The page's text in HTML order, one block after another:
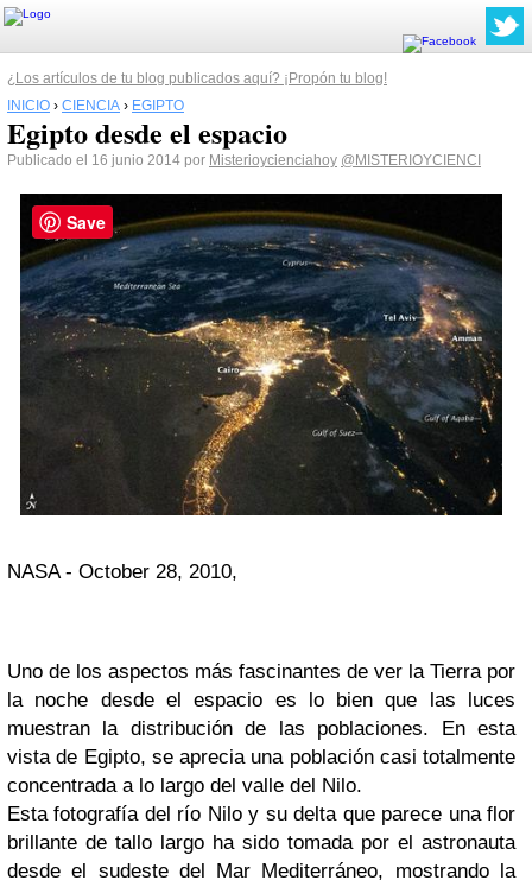
¿Los artículos de tu blog publicados aquí? ¡Propón tu blog!
INICIO › CIENCIA › EGIPTO
Egipto desde el espacio
Publicado el 16 junio 2014 por Misterioycienciahoy @MISTERIOYCIENCI
NASA - October 28, 2010,
Uno de los aspectos más fascinantes de ver la Tierra por
la noche desde el espacio es lo bien que las luces
muestran la distribución de las poblaciones. En esta
vista de Egipto, se aprecia una población casi totalmente
concentrada a lo largo del valle del Nilo.
Esta fotografía del río Nilo y su delta que parece una flor
brillante de tallo largo ha sido tomada por el astronauta
desde el sudeste del Mar Mediterráneo, mostrando la
Save